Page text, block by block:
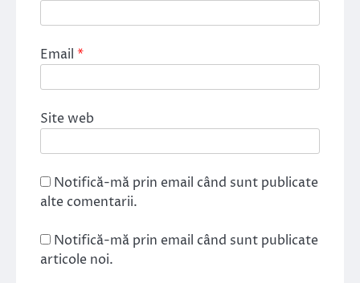
Email *
Site web
Notifică-mă prin email când sunt publicate
alte comentarii.
Notifică-mă prin email când sunt publicate
articole noi.